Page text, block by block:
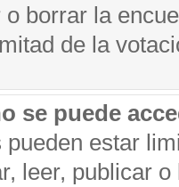
o borrar la
de la
se puede
pueden estar
leer, publicar